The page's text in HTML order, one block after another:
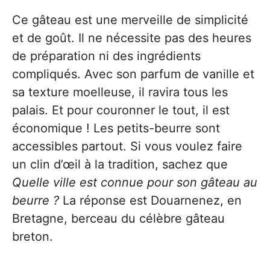
Ce gâteau est une merveille de simplicité
et de goût. Il ne nécessite pas des heures
de préparation ni des ingrédients
compliqués. Avec son parfum de vanille et
sa texture moelleuse, il ravira tous les
palais. Et pour couronner le tout, il est
économique ! Les petits-beurre sont
accessibles partout. Si vous voulez faire
un clin d’œil à la tradition, sachez que
Quelle ville est connue pour son gâteau au
beurre ? La réponse est Douarnenez, en
Bretagne, berceau du célèbre gâteau
breton.